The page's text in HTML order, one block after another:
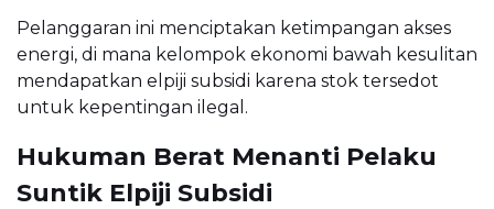
Pelanggaran ini menciptakan ketimpangan akses
energi, di mana kelompok ekonomi bawah kesulitan
mendapatkan elpiji subsidi karena stok tersedot
untuk kepentingan ilegal.
Hukuman Berat Menanti Pelaku
Suntik Elpiji Subsidi